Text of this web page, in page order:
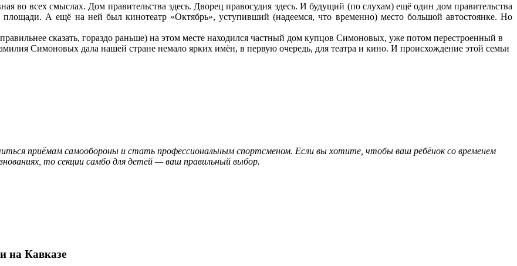
во всех смыслах. Дом правительства здесь. Дворец правосудия здесь. И будущий (по слухам) ещё один дом правительства
А ещё на ней был кинотеатр «Октябрь», уступивший (надеемся, что временно) место большой автостоянке. Но
сказать, гораздо раньше) на этом месте находился частный дом купцов Симоновых, уже потом перестроенный в
Симоновых дала нашей стране немало ярких имён, в первую очередь, для театра и кино. И происхождение этой семьи
приёмам самообороны и стать профессиональным спортсменом. Если вы хотите, чтобы ваш ребёнок со временем
то секции самбо для детей — ваш правильный выбор.
на Кавказе